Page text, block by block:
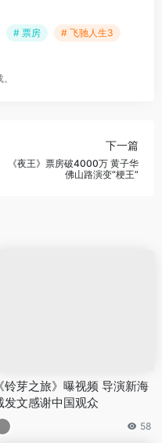
# 票房 # 飞驰人生3
下一篇
《夜王》票房破4000万 黄子华
佛山路演变“梗王”
《铃芽之旅》曝视频 导演新海
发文感谢中国观众
58